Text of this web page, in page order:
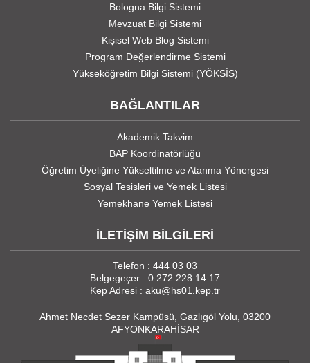
Bologna Bilgi Sistemi
Mevzuat Bilgi Sistemi
Kişisel Web Blog Sistemi
Program Değerlendirme Sistemi
Yükseköğretim Bilgi Sistemi (YÖKSİS)
BAĞLANTILAR
Akademik Takvim
BAP Koordinatörlüğü
Öğretim Üyeliğine Yükseltilme ve Atanma Yönergesi
Sosyal Tesisleri ve Yemek Listesi
Yemekhane Yemek Listesi
İLETİŞİM BİLGİLERİ
Telefon : 444 03 03
Belgegeçer : 0 272 228 14 17
Kep Adresi : aku@hs01.kep.tr
Ahmet Necdet Sezer Kampüsü, Gazlıgöl Yolu, 03200
AFYONKARAHİSAR